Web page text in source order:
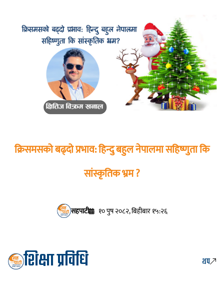
क्रिसमसको बढ्दो प्रभाव: हिन्दु बहुल नेपालमा सहिष्णुता कि
सांस्कृतिक भ्रम ?
सहपाटी १० पुष २०८२, बिहीबार १५:२६
शिक्षा प्रविधि थप